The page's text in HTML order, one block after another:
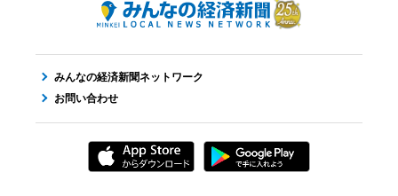
みんなの経済新聞ネットワーク
お問い合わせ